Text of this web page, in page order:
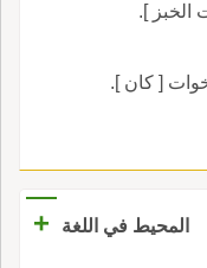
المحيط في اللغة +